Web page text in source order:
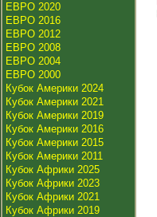
ЕВРО 2020
ЕВРО 2016
ЕВРО 2012
ЕВРО 2008
ЕВРО 2004
ЕВРО 2000
Кубок Америки 2024
Кубок Америки 2021
Кубок Америки 2019
Кубок Америки 2016
Кубок Америки 2015
Кубок Америки 2011
Кубок Африки 2025
Кубок Африки 2023
Кубок Африки 2021
Кубок Африки 2019